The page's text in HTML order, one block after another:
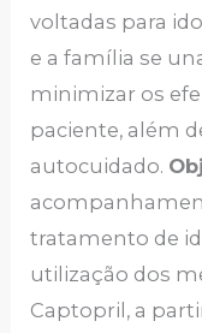
voltadas para
e a família se
minimizar os
paciente, além
autocuidado.
tratamento de
utilização dos
Captopril, a